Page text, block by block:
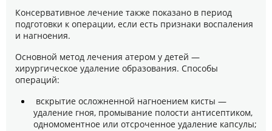
Консервативное лечение также показано в период
подготовки к операции, если есть признаки воспаления
и нагноения.
Основной метод лечения атером у детей —
хирургическое удаление образования. Способы
операций:
вскрытие осложненной нагноением кисты —
удаление гноя, промывание полости антисептиком,
одномоментное или отсроченное удаление капсулы;